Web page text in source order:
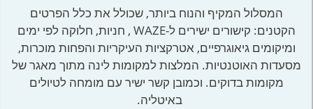
המסלול המקיף והנוח ביותר, שכולל את כלל הפרטים
הקטנים: קישורים ישירים ל-WAZE , חניות, חלוקה לפי ימים
ומיקומים גיאוגרפיים, אטרקציות העיקריות והפחות מוכרות,
מסעדות האוטנטיות. המלצות למקומות לינה מתוך מאגר של
מקומות בדוקים. וכמובן קשר ישיר עם מומחה לטיולים
באיטליה.